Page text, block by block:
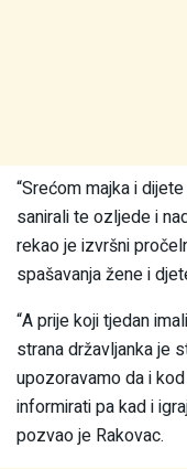
“Srećom majka i
sanirali te ozljede i
rekao je izvršni
spašavanja žene i
“A prije koji tjedan
strana državljanka je
upozoravamo da i
informirati pa kad i
pozvao je Rakovac.